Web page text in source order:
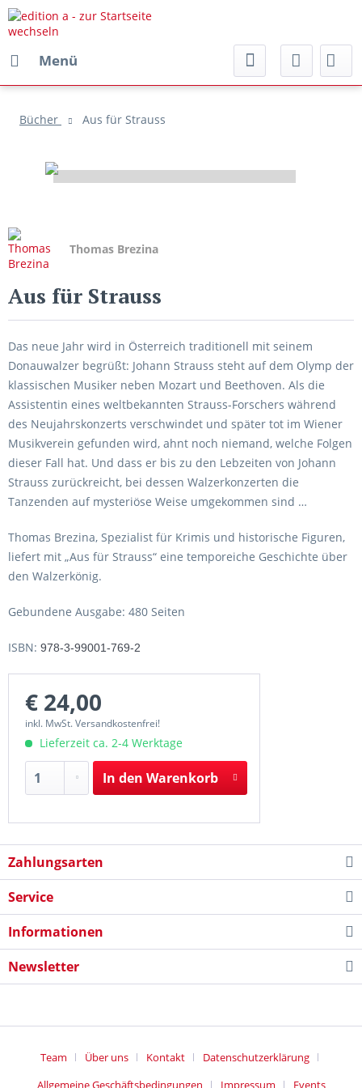
Menü
Bücher Aus für Strauss
Thomas Brezina
Aus für Strauss
Das neue Jahr wird in Österreich traditionell mit seinem
Donauwalzer begrüßt: Johann Strauss steht auf dem Olymp der
klassischen Musiker neben Mozart und Beethoven. Als die
Assistentin eines weltbekannten Strauss-Forschers während
des Neujahrskonzerts verschwindet und später tot im Wiener
Musikverein gefunden wird, ahnt noch niemand, welche Folgen
dieser Fall hat. Und dass er bis zu den Lebzeiten von Johann
Strauss zurückreicht, bei dessen Walzerkonzerten die
Tanzenden auf mysteriöse Weise umgekommen sind …
Thomas Brezina, Spezialist für Krimis und historische Figuren,
liefert mit „Aus für Strauss“ eine temporeiche Geschichte über
den Walzerkönig.
Gebundene Ausgabe: 480 Seiten
ISBN: 978-3-99001-769-2
€ 24,00
inkl. MwSt. Versandkostenfrei!
Lieferzeit ca. 2-4 Werktage
In den Warenkorb
Zahlungsarten
Service
Informationen
Newsletter
Team Über uns Kontakt
Datenschutzerklärung
Allgemeine Geschäftsbedingungen
Impressum Events